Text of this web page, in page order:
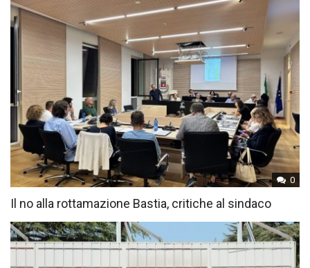
0
Il no alla rottamazione Bastia, critiche al sindaco